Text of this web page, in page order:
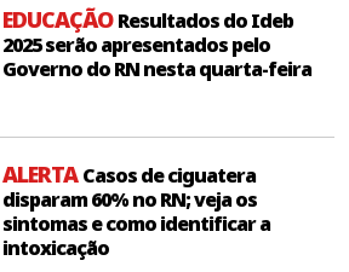
EDUCAÇÃOResultados do Ideb
2025 serão apresentados pelo
Governo do RN nesta quarta-feira
ALERTACasos de ciguatera
disparam 60% no RN; veja os
sintomas e como identificar a
intoxicação